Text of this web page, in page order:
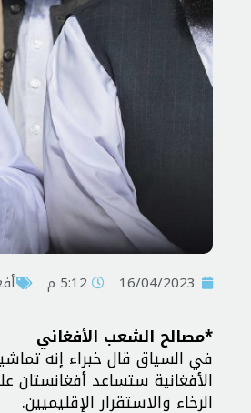
16/04/2023 5:12 م
*مصالح الشعب الأفغاني
في السياق قال خبراء إنه
الأفغانية ستساعد أفغانستان
الرخاء والاستقرار الإقليميين.